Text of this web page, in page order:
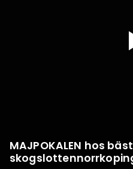
MAJPOKALEN hos